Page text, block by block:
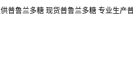
普鲁兰多糖 现货普鲁兰多糖 专业生产